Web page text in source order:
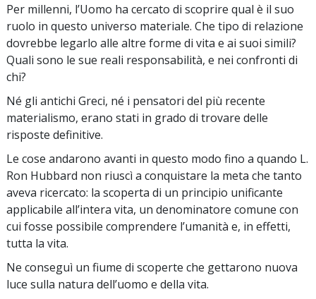
Per millenni, l’Uomo ha cercato di scoprire qual è il suo
ruolo in questo universo materiale. Che tipo di relazione
dovrebbe legarlo alle altre forme di vita e ai suoi simili?
Quali sono le sue reali responsabilità, e nei confronti di
chi?
Né gli antichi Greci, né i pensatori del più recente
materialismo, erano stati in grado di trovare delle
risposte definitive.
Le cose andarono avanti in questo modo fino a quando L.
Ron Hubbard non riuscì a conquistare la meta che tanto
aveva ricercato: la scoperta di un principio unificante
applicabile all’intera vita, un denominatore comune con
cui fosse possibile comprendere l’umanità e, in effetti,
tutta la vita.
Ne conseguì un fiume di scoperte che gettarono nuova
luce sulla natura dell’uomo e della vita.